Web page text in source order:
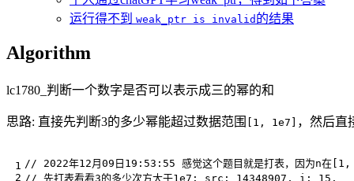
运行得不到 weak_ptr is invalid 的结果
Algorithm
lc1780_判断一个数字是否可以表示成三的幂的和
思路: 直接先判断3的多少幂能超过数据范围 [1, 1e7] ，然后直